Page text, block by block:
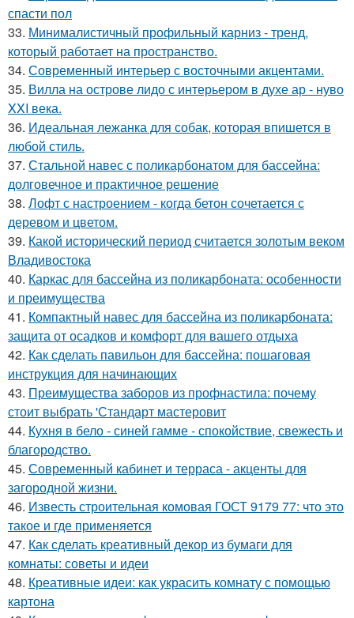
спасти пол
33. Минималистичный профильный карниз - тренд,
который работает на пространство.
34. Современный интерьер с восточными акцентами.
35. Вилла на острове лидо с интерьером в духе ар - нуво
XXI века.
36. Идеальная лежанка для собак, которая впишется в
любой стиль.
37. Стальной навес с поликарбонатом для бассейна:
долговечное и практичное решение
38. Лофт с настроением - когда бетон сочетается с
деревом и цветом.
39. Какой исторический период считается золотым веком
Владивостока
40. Каркас для бассейна из поликарбоната: особенности
и преимущества
41. Компактный навес для бассейна из поликарбоната:
защита от осадков и комфорт для вашего отдыха
42. Как сделать павильон для бассейна: пошаговая
инструкция для начинающих
43. Преимущества заборов из профнастила: почему
стоит выбрать 'Стандарт мастеровит
44. Кухня в бело - синей гамме - спокойствие, свежесть и
благородство.
45. Современный кабинет и терраса - акценты для
загородной жизни.
46. Известь строительная комовая ГОСТ 9179 77: что это
такое и где применяется
47. Как сделать креативный декор из бумаги для
комнаты: советы и идеи
48. Креативные идеи: как украсить комнату с помощью
картона